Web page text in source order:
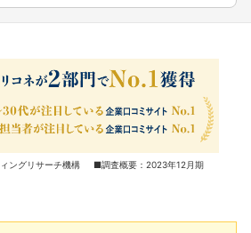
ィングリサーチ機構 ■調査概要：2023年12月期